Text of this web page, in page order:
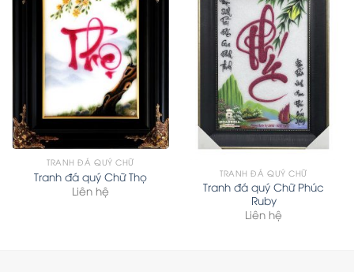
TRANH ĐÁ QUÝ CHỮ
Tranh đá quý Chữ Thọ
Liên hệ
TRANH ĐÁ QUÝ CHỮ
Tranh đá quý Chữ Phúc
Ruby
Liên hệ